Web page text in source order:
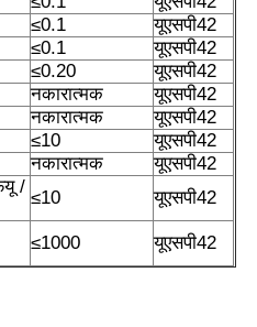
≤0.1
यूएसपी42
≤0.1
यूएसपी42
≤0.20
यूएसपी42
नकारात्मक
यूएसपी42
नकारात्मक
यूएसपी42
≤10
यूएसपी42
नकारात्मक
यूएसपी42
/
≤10
यूएसपी42
≤1000 यूएसपी42